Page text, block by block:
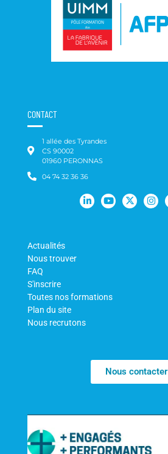
CONTACT
1 allée des Tyrandes
CS 90002
01960 PERONNAS
04 74 32 36 36
Actualités
Nous trouver
FAQ
S'inscrire
Toutes nos formations
Plan du site
Nous recrutons
Nous contacter